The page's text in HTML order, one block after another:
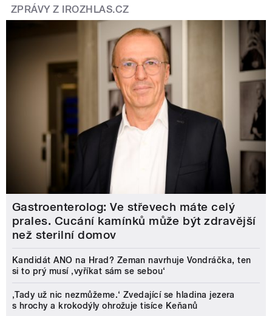
ZPRÁVY Z IROZHLAS.CZ
Gastroenterolog: Ve střevech máte celý
prales. Cucání kamínků může být zdravější
než sterilní domov
Kandidát ANO na Hrad? Zeman navrhuje Vondráčka, ten
si to prý musí ‚vyříkat sám se sebou‘
‚Tady už nic nezmůžeme.‘ Zvedající se hladina jezera
s hrochy a krokodýly ohrožuje tisíce Keňanů